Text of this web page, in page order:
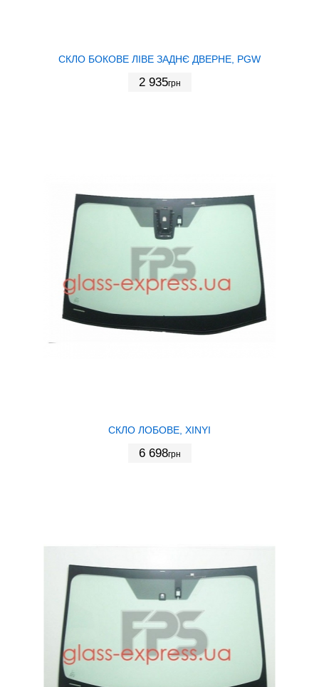
СКЛО БОКОВЕ ЛІВЕ ЗАДНЄ ДВЕРНЕ, PGW
2 935грн
СКЛО ЛОБОВЕ, XINYI
6 698грн